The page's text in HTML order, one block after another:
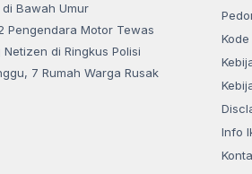
Bawah Umur
Pengendara Motor Tewas
di Ringkus Polisi
7 Rumah Warga Rusak
Info